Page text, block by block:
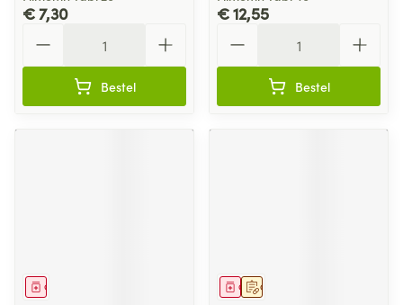
€ 7,30
Bestel
€ 12,55
Bestel
Geneesmiddel Op voorschrift
Geneesmiddel